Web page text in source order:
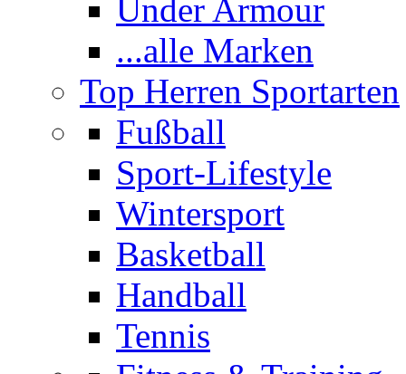
Under Armour
...alle Marken
Top Herren Sportarten
Fußball
Sport-Lifestyle
Wintersport
Basketball
Handball
Tennis